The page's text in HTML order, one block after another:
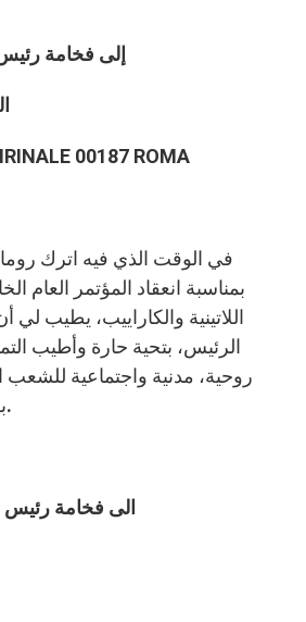
إلى فخامة رئيس
00187 ROMA
في الوقت الذي فيه اترك روما
بمناسبة انعقاد المؤتمر العام
اللاتينية والكاراييب، يطيب
الرئيس، بتحية حارة وأطيب
روحية، مدنية واجتماعية للشعب
بفرح بركتي الرسولية.
الى فخامة رئيس